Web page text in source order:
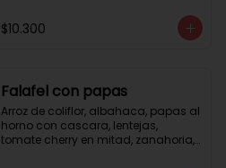
verde, limón.
$10.300
Falafel con papas
Arroz de coliflor, albahaca, papas al
horno con cascara, lentejas,
tomate cherry en mitad, zanahoria,